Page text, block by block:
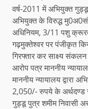
वर्ष-2011 में अभियुक्त
अभियुक्त के विरुद्ध
अधिनियम, 3/11 पशु
गढ़मुक्तेश्वर पर पंजीकृत
गिरफ्तार कर साक्ष्य संकलन
आरोप पत्र माननीय
माननीय न्यायालय द्वारा
2,050/- रुपये के अर्थदण्ड से
गुड्डू पुत्र शमीम निवासी